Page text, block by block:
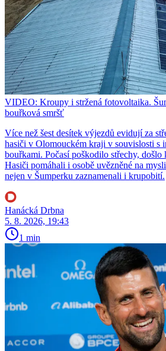
VIDEO: Kroupy i stržená fotovoltaika.
bouřková smršť
Více než šest desítek výjezdů evidují za
hasiči v Olomouckém kraji v souvislosti s
bouřkami. Počasí poškodilo střechy, došlo
Hasiči pomáhali i osobě uvězněné na
nejen v Šumperku zaznamenali i krupobití.
Hanácká Drbna
5. 8. 2026, 19:43
1 min